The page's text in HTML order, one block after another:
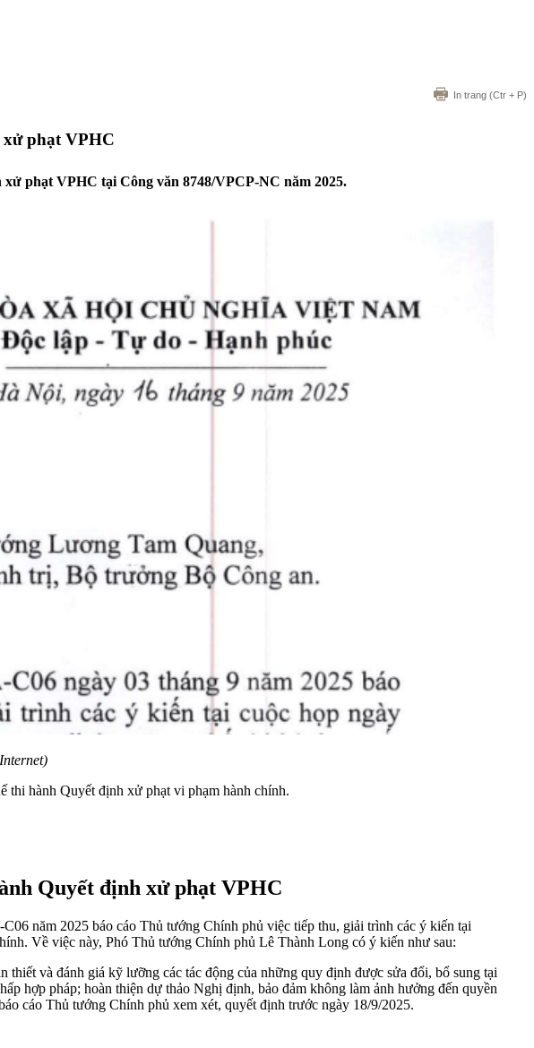
In trang (Ctr + P)
xử phạt VPHC
phạt VPHC tại Công văn 8748/VPCP-NC năm 2025.
thi hành Quyết định xử phạt vi phạm hành chính.
Quyết định xử phạt VPHC
năm 2025 báo cáo Thủ tướng Chính phủ việc tiếp thu, giải trình các ý kiến tại
Về việc này, Phó Thủ tướng Chính phủ Lê Thành Long có ý kiến như sau:
và đánh giá kỹ lưỡng các tác động của những quy định được sửa đổi, bổ sung tại
hợp pháp; hoàn thiện dự thảo Nghị định, bảo đảm không làm ảnh hưởng đến quyền
cáo Thủ tướng Chính phủ xem xét, quyết định trước ngày 18/9/2025.